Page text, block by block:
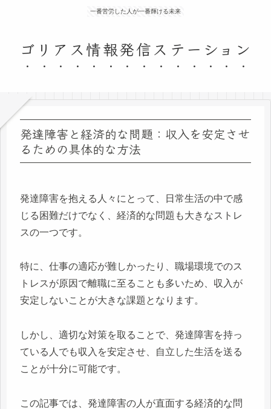
一番苦労した人が一番輝ける未来
ゴリアス情報発信ステーション
発達障害と経済的な問題：収入を安定させ
るための具体的な方法
発達障害を抱える人々にとって、日常生活の中で感
じる困難だけでなく、経済的な問題も大きなストレ
スの一つです。
特に、仕事の適応が難しかったり、職場環境でのス
トレスが原因で離職に至ることも多いため、収入が
安定しないことが大きな課題となります。
しかし、適切な対策を取ることで、発達障害を持っ
ている人でも収入を安定させ、自立した生活を送る
ことが十分に可能です。
この記事では、発達障害の人が直面する経済的な問